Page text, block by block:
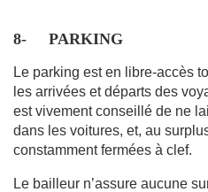
8- PARKING
Le parking est en libre-accès
les arrivées et départs des
est vivement conseillé de ne
dans les voitures, et, au
constamment fermées à clef.
Le bailleur n’assure aucune